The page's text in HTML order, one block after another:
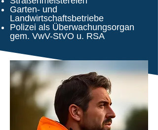
Garten- und
Landwirtschaftsbetriebe
Polizei als Überwachungsorgan
gem. VwV-StVO u. RSA